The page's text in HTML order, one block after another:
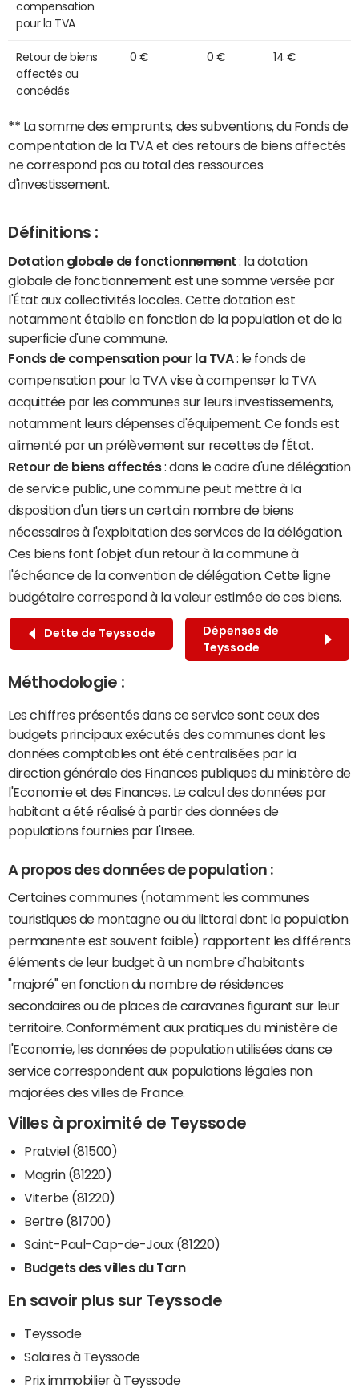
compensation
pour la TVA
Retour de biens
affectés ou
concédés
0 € 0 € 14 €
** La somme des emprunts, des subventions, du Fonds de
compentation de la TVA et des retours de biens affectés
ne correspond pas au total des ressources
d'investissement.
Définitions :
Dotation globale de fonctionnement : la dotation
globale de fonctionnement est une somme versée par
l'État aux collectivités locales. Cette dotation est
notamment établie en fonction de la population et de la
superficie d'une commune.
Fonds de compensation pour la TVA: le fonds de
compensation pour la TVA vise à compenser la TVA
acquittée par les communes sur leurs investissements,
notamment leurs dépenses d'équipement. Ce fonds est
alimenté par un prélèvement sur recettes de l'État.
Retour de biens affectés: dans le cadre d'une délégation
de service public, une commune peut mettre à la
disposition d'un tiers un certain nombre de biens
nécessaires à l'exploitation des services de la délégation.
Ces biens font l'objet d'un retour à la commune à
l'échéance de la convention de délégation. Cette ligne
budgétaire correspond à la valeur estimée de ces biens.
Dette de Teyssode
Dépenses de
Teyssode
Méthodologie :
Les chiffres présentés dans ce service sont ceux des
budgets principaux exécutés des communes dont les
données comptables ont été centralisées par la
direction générale des Finances publiques du ministère de
l'Economie et des Finances. Le calcul des données par
habitant a été réalisé à partir des données de
populations fournies par l'Insee.
A propos des données de population :
Certaines communes (notamment les communes
touristiques de montagne ou du littoral dont la population
permanente est souvent faible) rapportent les différents
éléments de leur budget à un nombre d'habitants
"majoré" en fonction du nombre de résidences
secondaires ou de places de caravanes figurant sur leur
territoire. Conformément aux pratiques du ministère de
l'Economie, les données de population utilisées dans ce
service correspondent aux populations légales non
majorées des villes de France.
Villes à proximité de Teyssode
Pratviel (81500)
Magrin (81220)
Viterbe (81220)
Bertre (81700)
Saint-Paul-Cap-de-Joux (81220)
Budgets des villes du Tarn
En savoir plus sur Teyssode
Teyssode
Salaires à Teyssode
Prix immobilier à Teyssode